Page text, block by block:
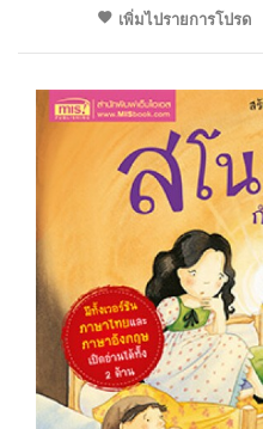
เพิ่มไปรายการโปรด